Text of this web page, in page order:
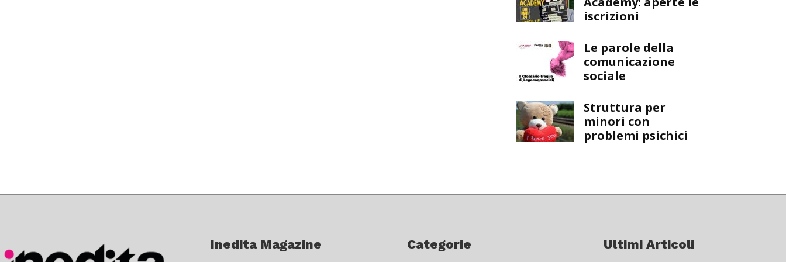
iscrizioni
Le parole della
comunicazione
sociale
Struttura per
minori con
problemi psichici
Inedita Magazine Categorie Ultimi Articoli